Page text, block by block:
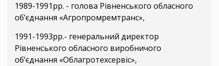
1989-1991рр. - голова Рівненського обласного
об’єднання «Агропромремтранс»,
1991-1993рр.- генеральний директор
Рівненського обласного виробничого
об’єднання «Облагротехсервіс»,